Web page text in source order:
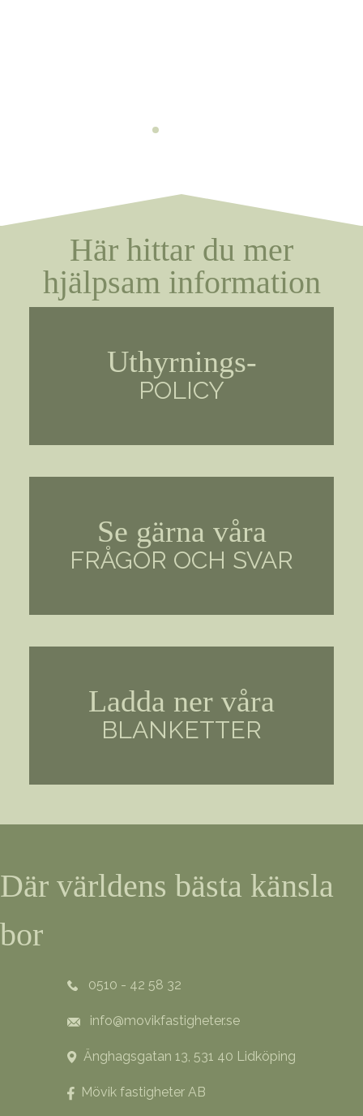
Här hittar du mer
hjälpsam information
Uthyrnings-
POLICY
Se gärna våra
FRÅGOR OCH SVAR
Ladda ner våra
BLANKETTER
Där världens bästa känsla
bor
0510 - 42 58 32
info@movikfastigheter.se
Änghagsgatan 13, 531 40 Lidköping
Mövik fastigheter AB